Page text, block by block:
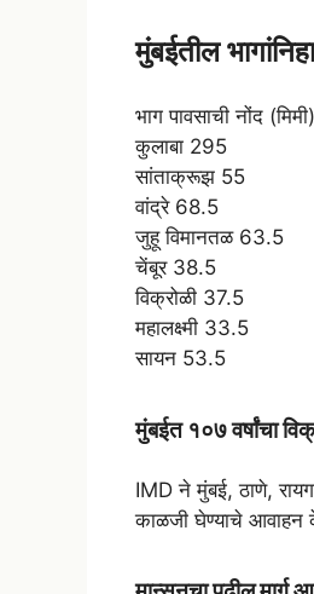
मुंबईतील
भाग पावसाची नोंद (मिमी)
कुलाबा 295
सांताक्रूझ 55
वांद्रे 68.5
जुहू विमानतळ 63.5
चेंबूर 38.5
विक्रोळी 37.5
महालक्ष्मी 33.5
सायन 53.5
मुंबईत १०७ वर्षांचा
IMD ने मुंबई, ठाणे,
काळजी घेण्याचे